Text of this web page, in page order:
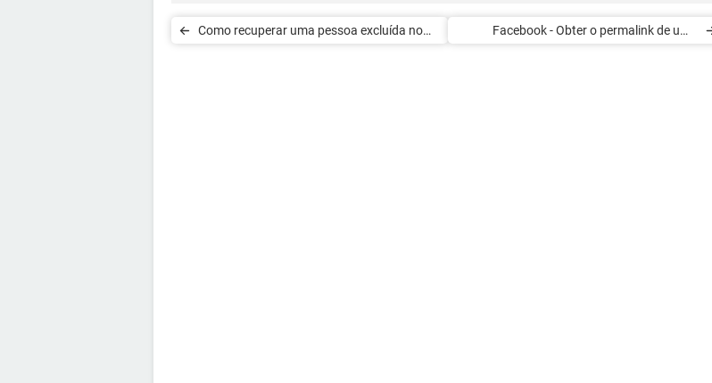
Como recuperar uma pessoa excluída no
Facebook - Obter o permalink de uma